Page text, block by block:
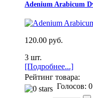
Adenium Arabicum
120.00 руб.
3 шт.
[Подробнее...]
Рейтинг товара:
Голосов: 0